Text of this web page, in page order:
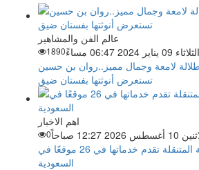
عالم الفن والمشاهير
الثلاثاء 09 يناير 2024 06:47 مساءً
1890
لامعة وجمال مميز..روان بن حسين
تستعرض أنوثتها بفستان ضيق
اهم الاخبار
2026 12:27 صباحاً
0
وحدات الأحوال المدنية المتنقلة تقدم خدماتها في 26 موقعًا في
السعودية